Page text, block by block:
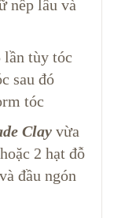
nếp lâu và
tùy tóc
sau đó
tóc
Clay vừa
2 hạt đỗ
đầu ngón